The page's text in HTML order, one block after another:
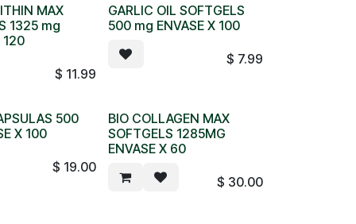
MAX
1325 mg
120
$ 11.99
GARLIC OIL SOFTGELS
500 mg ENVASE X 100
$ 7.99
500
X 100
$ 19.00
BIO COLLAGEN MAX
SOFTGELS 1285MG
ENVASE X 60
$ 30.00